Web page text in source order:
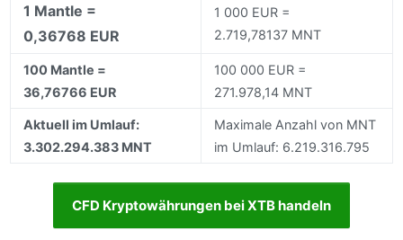
1 Mantle =
0,36768 EUR
1 000 EUR =
2.719,78137 MNT
100 Mantle =
36,76766 EUR
100 000 EUR =
271.978,14 MNT
Aktuell im Umlauf:
3.302.294.383 MNT
Maximale Anzahl von MNT
im Umlauf: 6.219.316.795
CFD Kryptowährungen bei XTB handeln